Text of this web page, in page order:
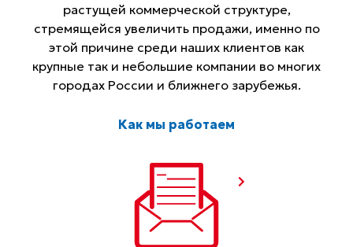
растущей коммерческой структуре,
стремящейся увеличить продажи, именно по
этой причине среди наших клиентов как
крупные так и небольшие компании во многих
городах России и ближнего зарубежья.
Как мы работаем